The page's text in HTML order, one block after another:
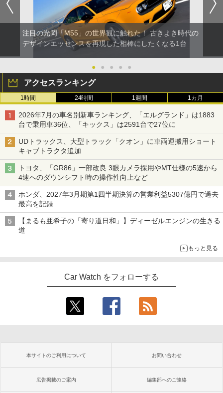
注目の光岡「M55」の世界観に触れた！ 古きよき時代の
デザインエッセンスを再現した相棒にしたくなる1台
● ● ● ● ●
アクセスランキング
1時間 24時間 1週間 1カ月
2026年7月の車名別新車ランキング、「エルグランド」は1883
台で乗用車36位、「キックス」は2591台で27位に
UDトラックス、大型トラック「クオン」に車両運搬用ショート
キャブトラクタ追加
トヨタ、「GR86」一部改良 3眼カメラ採用やMT仕様の5速から
4速へのダウンシフト時の操作性向上など
ホンダ、2027年3月期第1四半期決算の営業利益5307億円で過去
最高を記録
【まるも亜希子の「寄り道日和」】ディーゼルエンジンの生きる
道
もっと見る
Car Watch をフォローする
本サイトのご利用について お問い合わせ
広告掲載のご案内 編集部へのご連絡